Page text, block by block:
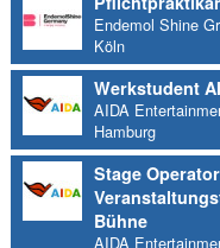
Endemol Shine
Köln
Werkstudent
AIDA
Hamburg
Stage
Bühne
AIDA